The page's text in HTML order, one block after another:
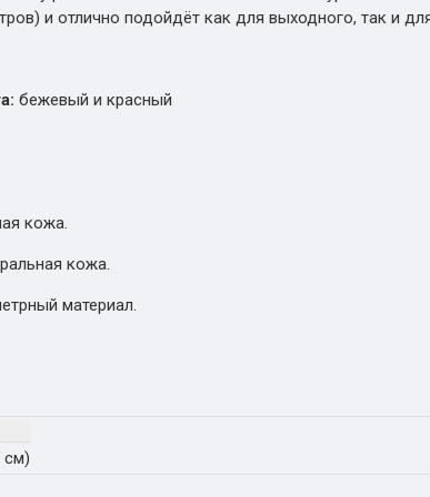
и отлично подойдёт как для выходного, так и
бежевый и красный
кожа.
кожа.
материал.
см)